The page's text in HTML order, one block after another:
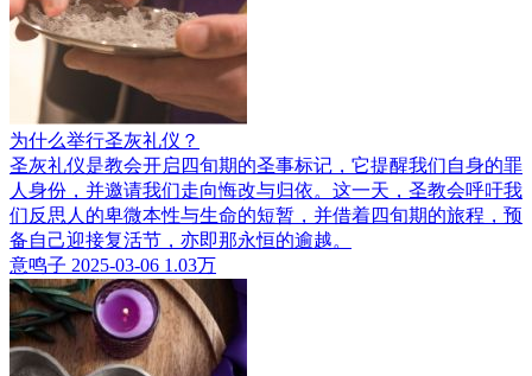
为什么举行圣灰礼仪？
圣灰礼仪是教会开启四旬期的圣事标记，它提醒我们自身的罪
人身份，并邀请我们走向悔改与归依。这一天，圣教会呼吁我
们反思人的卑微本性与生命的短暂，并借着四旬期的旅程，预
备自己迎接复活节，亦即那永恒的逾越。
意鸣子 2025-03-06 1.03万